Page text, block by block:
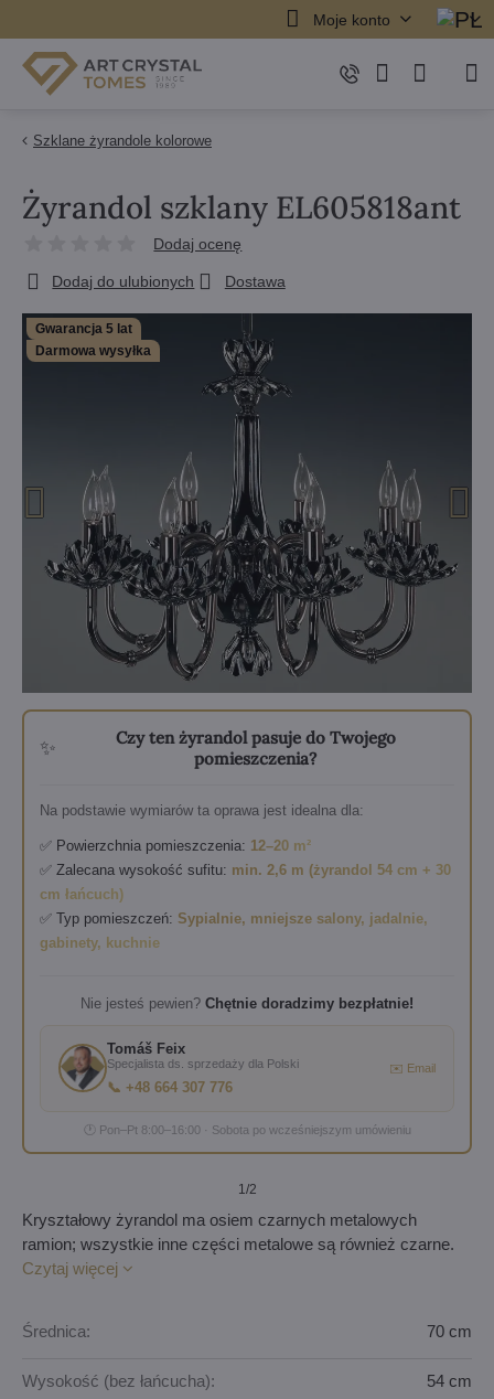
Moje konto
Szklane żyrandole kolorowe
Gwarancja 5 lat
Darmowa wysyłka
✨
Czy ten żyrandol pasuje do Twojego
pomieszczenia?
Na podstawie wymiarów ta oprawa jest idealna dla:
✅ Powierzchnia pomieszczenia: 12–20 m²
✅ Zalecana wysokość sufitu: min. 2,6 m (żyrandol 54 cm + 30
cm łańcuch)
✅ Typ pomieszczeń: Sypialnie, mniejsze salony, jadalnie,
gabinety, kuchnie
Nie jesteś pewien? Chętnie doradzimy bezpłatnie!
Tomáš Feix
Specjalista ds. sprzedaży dla Polski
📞 +48 664 307 776
✉️ Email
🕐 Pon–Pt 8:00–16:00 · Sobota po wcześniejszym umówieniu
1 /2
Żyrandol szklany EL605818ant
Dodaj ocenę
Dodaj do ulubionych Dostawa
Kryształowy żyrandol ma osiem czarnych metalowych
ramion; wszystkie inne części metalowe są również czarne.
Czytaj więcej
Średnica: 70 cm
Wysokość (bez łańcucha): 54 cm